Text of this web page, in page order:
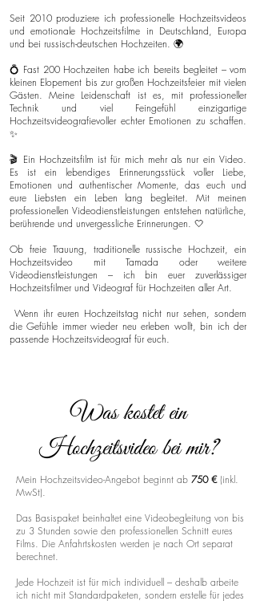
Seit 2010 produziere ich professionelle Hochzeitsvideos
und emotionale Hochzeitsfilme in Deutschland, Europa
und bei russisch-deutschen Hochzeiten. 🌍
💍 Fast 200 Hochzeiten habe ich bereits begleitet – vom
kleinen Elopement bis zur großen Hochzeitsfeier mit vielen
Gästen. Meine Leidenschaft ist es, mit professioneller
Technik und viel Feingefühl einzigartige
Hochzeitsvideografievoller echter Emotionen zu schaffen.
✨
🎬 Ein Hochzeitsfilm ist für mich mehr als nur ein Video.
Es ist ein lebendiges Erinnerungsstück voller Liebe,
Emotionen und authentischer Momente, das euch und
eure Liebsten ein Leben lang begleitet. Mit meinen
professionellen Videodienstleistungen entstehen natürliche,
berührende und unvergessliche Erinnerungen. 🤍
Ob freie Trauung, traditionelle russische Hochzeit, ein
Hochzeitsvideo mit Tamada oder weitere
Videodienstleistungen – ich bin euer zuverlässiger
Hochzeitsfilmer und Videograf für Hochzeiten aller Art.
Wenn ihr euren Hochzeitstag nicht nur sehen, sondern
die Gefühle immer wieder neu erleben wollt, bin ich der
passende Hochzeitsvideograf für euch.
Was kostet ein
Hochzeitsvideo bei mir?
Mein Hochzeitsvideo-Angebot beginnt ab 750 € (inkl.
MwSt).
Das Basispaket beinhaltet eine Videobegleitung von bis
zu 3 Stunden sowie den professionellen Schnitt eures
Films. Die Anfahrtskosten werden je nach Ort separat
berechnet.
Jede Hochzeit ist für mich individuell – deshalb arbeite
ich nicht mit Standardpaketen, sondern erstelle für jedes